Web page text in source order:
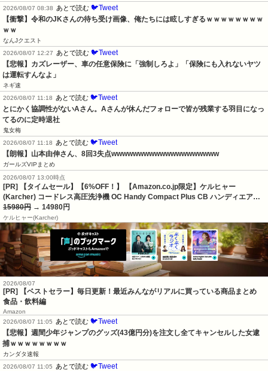
2026/08/07 08:38
あとで読む 🐦Tweet
【衝撃】令和のJKさんの待ち受け画像、俺たちには眩しすぎるｗｗｗｗｗｗｗｗ
ｗｗ
なんJクエスト
2026/08/07 12:27
あとで読む 🐦Tweet
【悲報】カズレーザー、車の任意保険に「強制しろよ」「保険にも入れないヤツ
は運転すんなよ」
ネギ速
2026/08/07 11:18
あとで読む 🐦Tweet
とにかく協調性がないAさん。Aさんが休んだフォローで皆が残業する羽目になっ
てるのに定時退社
鬼女梅
2026/08/07 11:18
あとで読む 🐦Tweet
【朗報】山本由伸さん、8回3失点wwwwwwwwwwwwwwwwwwww
ガールズVIPまとめ
2026/08/07 13:00時点
[PR] 【タイムセール】【6%OFF！】 【Amazon.co.jp限定】ケルヒャー
(Karcher) コードレス高圧洗浄機 OC Handy Compact Plus CB ハンディエア…
15980円 → 14980円
ケルヒャー(Karcher)
2026/08/07
[PR] 【ベストセラー】毎日更新！最近みんながリアルに買っている商品まとめ
食品・飲料編
Amazon
2026/08/07 11:05
あとで読む 🐦Tweet
【悲報】週間少年ジャンプのグッズ(43億円分)を注文し全てキャンセルした女逮
捕ｗｗｗｗｗｗｗｗ
カンダタ速報
2026/08/07 11:05
あとで読む 🐦Tweet